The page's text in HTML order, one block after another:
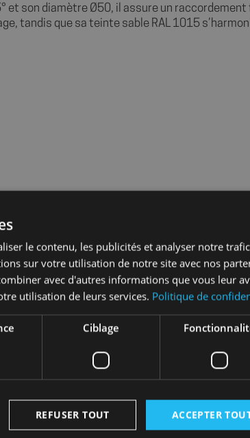
et son diamètre Ø50, il assure un
tandis que sa teinte sable RAL 1015
le contenu, les publicités et analyser notre
sur votre utilisation de notre site avec nos
avec d'autres informations que vous leur
utilisation de leurs services. Politique de
Ciblage
ACCEPTER
REFUSER TOUT